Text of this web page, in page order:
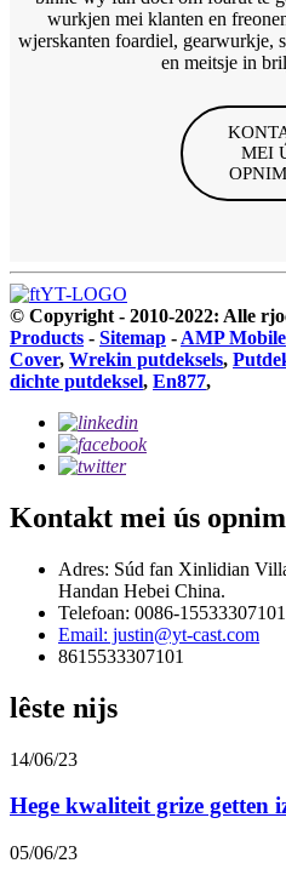
wurkjen mei klanten en
wjerskanten foardiel,
en meitsje in
MEI
© Copyright - 2010-2022: Alle
Products - Sitemap - AMP Mobile
Cover, Wrekin putdeksels,
dichte putdeksel, En877,
Kontakt mei ús
Adres: Súd fan Xinlidian
Handan Hebei China.
Telefoan: 0086-15533307101
Email: justin@yt-cast.com
8615533307101
lêste nijs
14/06/23
Hege kwaliteit grize getten
05/06/23